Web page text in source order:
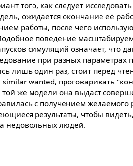
того, как следует
ожидается окончание её
работы, после чего
поведение
симуляций означает, что
при разных параметрах
лишь один раз, стоит перед
wanted, проговаривать
же модели она выдаст
с получением желаемого
результаты, чтобы
недовольных людей.